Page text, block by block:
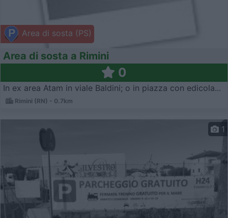
Area di sosta (PS)
Area di sosta a Rimini
0
In ex area Atam in viale Baldini; o in piazza con edicola...
Rimini (RN) - 0.7km
1